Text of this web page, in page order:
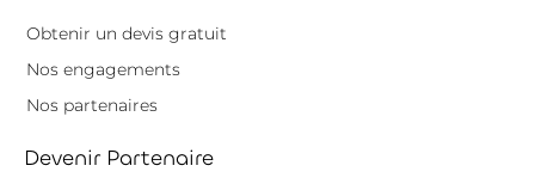
Obtenir un devis gratuit
Nos engagements
Nos partenaires
Devenir Partenaire